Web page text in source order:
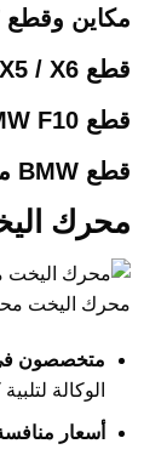
مكاين وقطع BMW فئة 7 مستعملة وارد ألمانيا
قطع BMW X5 / X6 مستعملة وارد ألمانيا
قطع BMW F10 وبودي مستعمل وارد ألمانيا
قطع BMW مستعملة وارد ألمانيا لجميع الموديلات
محرك
محرك اليخت
متخصصون في
الوكالة
أسعار